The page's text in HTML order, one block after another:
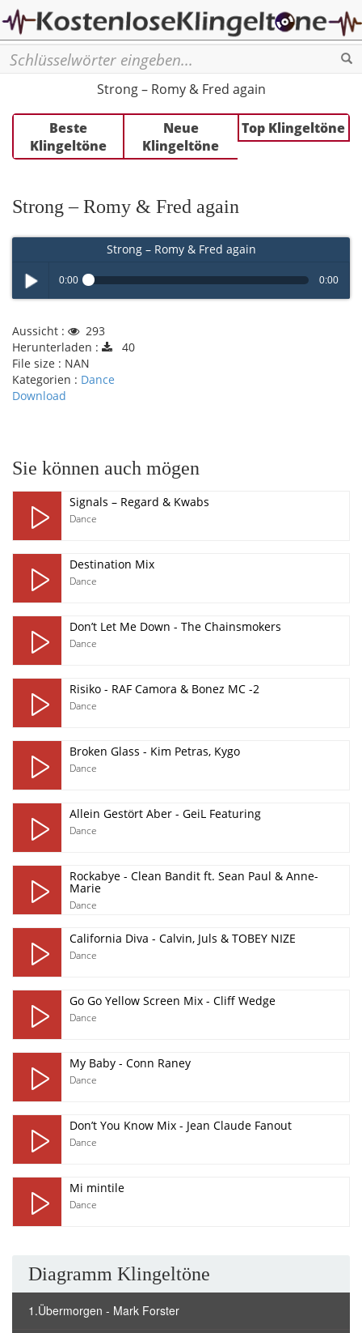
Strong – Romy & Fred again
Beste
Klingeltöne
Neue
Klingeltöne
Top Klingeltöne
Strong – Romy & Fred again
Strong – Romy & Fred again
Play /
0:00 0:00
Aussicht :
293
Herunterladen :
40
File size : NAN
Kategorien : Dance
Download
Sie können auch mögen
Signals – Regard & Kwabs
Dance
Destination Mix
Dance
Don’t Let Me Down - The Chainsmokers
Dance
Risiko - RAF Camora & Bonez MC -2
Dance
Broken Glass - Kim Petras, Kygo
Dance
Allein Gestört Aber - GeiL Featuring
Dance
Rockabye - Clean Bandit ft. Sean Paul & Anne-
Marie
Dance
California Diva - Calvin, Juls & TOBEY NIZE
Dance
Go Go Yellow Screen Mix - Cliff Wedge
Dance
My Baby - Conn Raney
Dance
Don’t You Know Mix - Jean Claude Fanout
Dance
Mi mintile
Dance
Diagramm Klingeltöne
1.Übermorgen - Mark Forster